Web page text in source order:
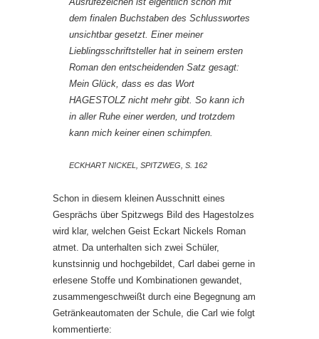
dem finalen Buchstaben des Schlusswortes
unsichtbar gesetzt. Einer meiner
Lieblingsschriftsteller hat in seinem ersten
Roman den entscheidenden Satz gesagt:
Mein Glück, dass es das Wort
HAGESTOLZ nicht mehr gibt. So kann ich
in aller Ruhe einer werden, und trotzdem
kann mich keiner einen schimpfen
ECKHART NICKEL, SPITZWEG, S. 162
Schon in diesem kleinen Ausschnitt eines
Gesprächs über Spitzwegs Bild des Hagestolzes
wird klar, welchen Geist Eckart Nickels Roman
atmet. Da unterhalten sich zwei Schüler,
kunstsinnig und hochgebildet, Carl dabei gerne in
erlesene Stoffe und Kombinationen gewandet,
zusammengeschweißt durch eine Begegnung am
Getränkeautomaten der Schule, die Carl wie folgt
kommentierte: